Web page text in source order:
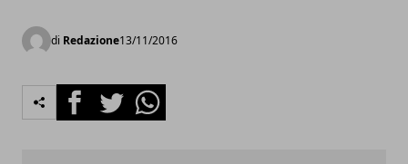
di Redazione13/11/2016
FacebookTwitterWhatsapp